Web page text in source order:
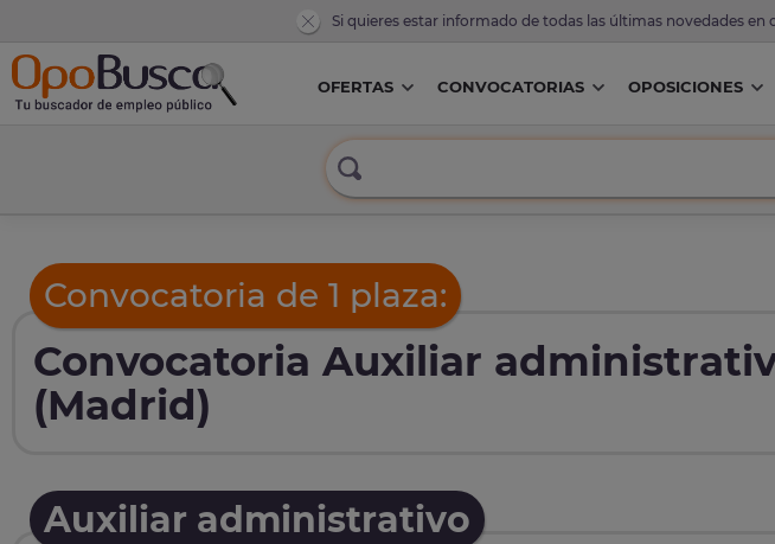
Si quieres estar informado de todas las últimas novedades
OFERTAS CONVOCATORIAS OPOSICIONES
Convocatoria de 1 plaza:
Convocatoria Auxiliar
(Madrid)
Auxiliar administrativo